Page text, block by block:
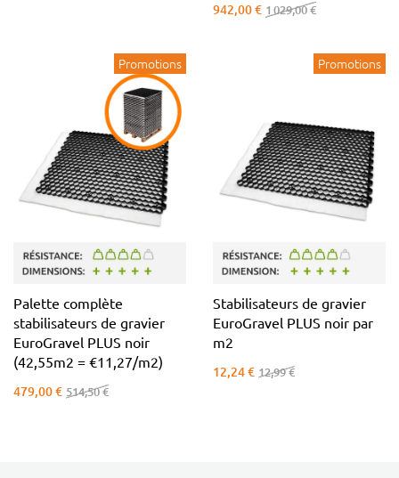
942,00 € 1 029,00 €
Promotions
Palette complète
stabilisateurs de gravier
EuroGravel PLUS noir
(42,55m2 = €11,27/m2)
479,00 € 514,50 €
Promotions
Stabilisateurs de gravier
EuroGravel PLUS noir par
m2
12,24 € 12,99 €